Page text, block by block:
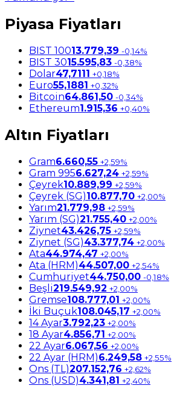
Piyasa Fiyatları
BIST 10013.779,39 -0,14%
BIST 3015.595,83 -0,38%
Dolar47,7111 +0,18%
Euro55,1881 +0,32%
Bitcoin64.861,50 -0,34%
Ethereum1.915,36 +0,40%
Altın Fiyatları
Gram6.660,55 +2,59%
Gram 9956.627,24 +2,59%
Çeyrek10.889,99 +2,59%
Çeyrek (SG)10.877,70 +2,00%
Yarım21.779,98 +2,59%
Yarım (SG)21.755,40 +2,00%
Ziynet43.426,75 +2,59%
Ziynet (SG)43.377,74 +2,00%
Ata44.974,47 +2,00%
Ata (HRM)44.507,00 +2,54%
Cumhuriyet44.750,00 -0,18%
Beşli219.549,92 +2,00%
Gremse108.777,01 +2,00%
İki Buçuk108.045,17 +2,00%
14 Ayar3.792,23 +2,00%
18 Ayar4.856,71 +2,00%
22 Ayar6.067,56 +2,00%
22 Ayar (HRM)6.249,58 +2,55%
Ons (TL)207.152,76 +2,62%
Ons (USD)4.341,81 +2,40%